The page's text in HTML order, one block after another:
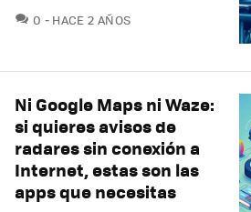
0 COMENTARIOS
HACE 2 AÑOS
Ni Google Maps ni Waze:
si quieres avisos de
radares sin conexión a
Internet, estas son las
apps que necesitas